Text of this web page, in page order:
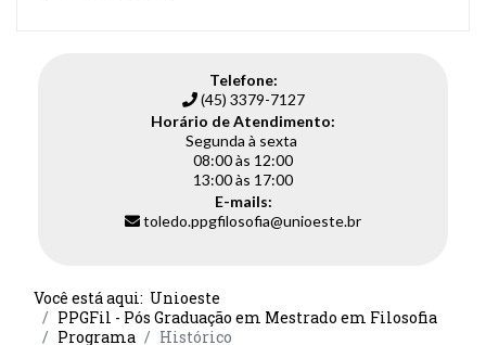
Telefone:
(45) 3379-7127
Horário de Atendimento:
Segunda à sexta
08:00 às 12:00
13:00 às 17:00
E-mails:
toledo.ppgfilosofia@unioeste.br
Você está aqui: Unioeste
PPGFil - Pós Graduação em Mestrado em Filosofia
Programa
Histórico